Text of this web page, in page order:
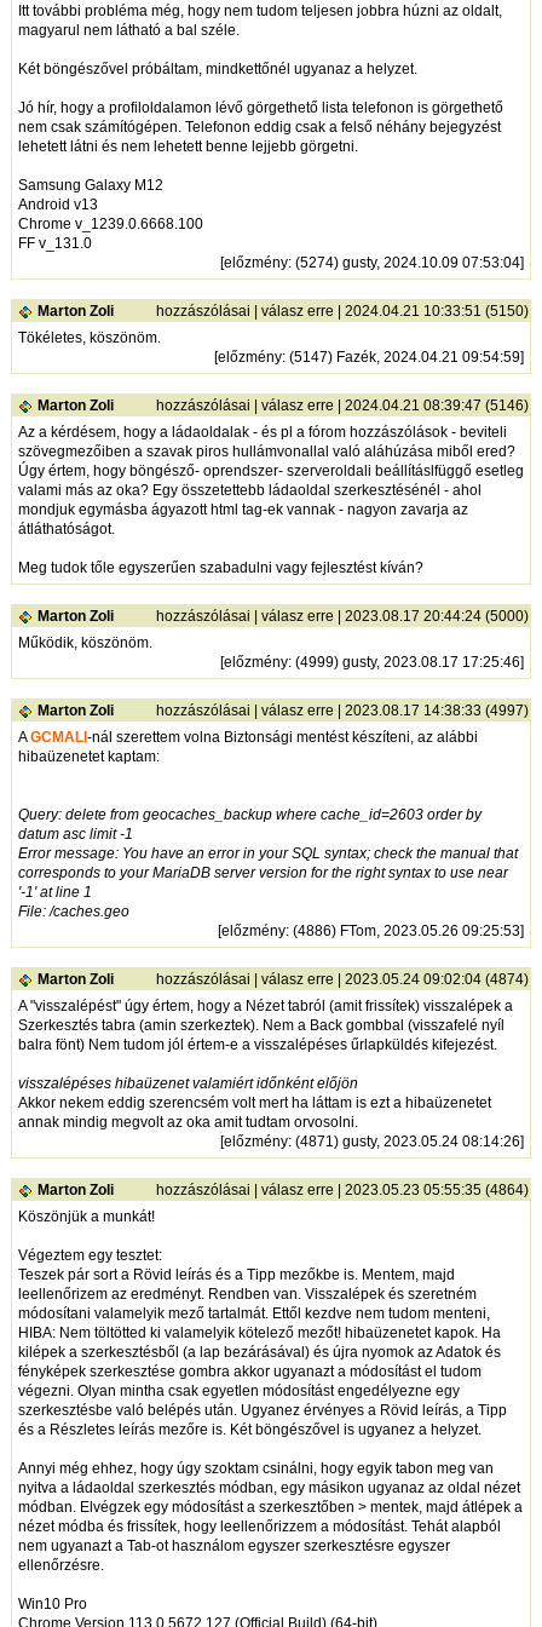
Itt további probléma még, hogy nem tudom teljesen jobbra húzni az oldalt,
magyarul nem látható a bal széle.
Két böngészővel próbáltam, mindkettőnél ugyanaz a helyzet.
Jó hír, hogy a profiloldalamon lévő görgethető lista telefonon is görgethető
nem csak számítógépen. Telefonon eddig csak a felső néhány bejegyzést
lehetett látni és nem lehetett benne lejjebb görgetni.
Samsung Galaxy M12
Android v13
Chrome v_1239.0.6668.100
FF v_131.0
[előzmény: (5274) gusty, 2024.10.09 07:53:04]
Marton Zoli hozzászólásai |válasz erre | 2024.04.21 10:33:51 (5150)
Tökéletes, köszönöm.
[előzmény: (5147) Fazék, 2024.04.21 09:54:59]
Marton Zoli hozzászólásai |válasz erre | 2024.04.21 08:39:47 (5146)
Az a kérdésem, hogy a ládaoldalak - és pl a fórom hozzászólások - beviteli
szövegmezőiben a szavak piros hullámvonallal való aláhúzása miből ered?
Úgy értem, hogy böngésző- oprendszer- szerveroldali beállításlfüggő esetleg
valami más az oka? Egy összetettebb ládaoldal szerkesztésénél - ahol
mondjuk egymásba ágyazott html tag-ek vannak - nagyon zavarja az
átláthatóságot.
Meg tudok tőle egyszerűen szabadulni vagy fejlesztést kíván?
Marton Zoli hozzászólásai |válasz erre | 2023.08.17 20:44:24 (5000)
Működik, köszönöm.
[előzmény: (4999) gusty, 2023.08.17 17:25:46]
Marton Zoli hozzászólásai |válasz erre | 2023.08.17 14:38:33 (4997)
AGCMALI-nál szerettem volna Biztonsági mentést készíteni, az alábbi
hibaüzenetet kaptam:
Query: delete from geocaches_backup where cache_id=2603 order by
datum asc limit -1
Error message: You have an error in your SQL syntax; check the manual that
corresponds to your MariaDB server version for the right syntax to use near
'-1' at line 1
File: /caches.geo
[előzmény: (4886) FTom, 2023.05.26 09:25:53]
Marton Zoli hozzászólásai |válasz erre | 2023.05.24 09:02:04 (4874)
A "visszalépést" úgy értem, hogy a Nézet tabról (amit frissítek) visszalépek a
Szerkesztés tabra (amin szerkeztek). Nem a Back gombbal (visszafelé nyíl
balra fönt) Nem tudom jól értem-e a visszalépéses űrlapküldés kifejezést.
visszalépéses hibaüzenet valamiért időnként előjön
Akkor nekem eddig szerencsém volt mert ha láttam is ezt a hibaüzenetet
annak mindig megvolt az oka amit tudtam orvosolni.
[előzmény: (4871) gusty, 2023.05.24 08:14:26]
Marton Zoli hozzászólásai |válasz erre | 2023.05.23 05:55:35 (4864)
Köszönjük a munkát!
Végeztem egy tesztet:
Teszek pár sort a Rövid leírás és a Tipp mezőkbe is. Mentem, majd
leellenőrizem az eredményt. Rendben van. Visszalépek és szeretném
módosítani valamelyik mező tartalmát. Ettől kezdve nem tudom menteni,
HIBA: Nem töltötted ki valamelyik kötelező mezőt! hibaüzenetet kapok. Ha
kilépek a szerkesztésből (a lap bezárásával) és újra nyomok az Adatok és
fényképek szerkesztése gombra akkor ugyanazt a módosítást el tudom
végezni. Olyan mintha csak egyetlen módosítást engedélyezne egy
szerkesztésbe való belépés után. Ugyanez érvényes a Rövid leírás, a Tipp
és a Részletes leírás mezőre is. Két böngészővel is ugyanez a helyzet.
Annyi még ehhez, hogy úgy szoktam csinálni, hogy egyik tabon meg van
nyitva a ládaoldal szerkesztés módban, egy másikon ugyanaz az oldal nézet
módban. Elvégzek egy módosítást a szerkesztőben > mentek, majd átlépek a
nézet módba és frissítek, hogy leellenőrizzem a módosítást. Tehát alapból
nem ugyanazt a Tab-ot használom egyszer szerkesztésre egyszer
ellenőrzésre.
Win10 Pro
Chrome Version 113.0.5672.127 (Official Build) (64-bit)